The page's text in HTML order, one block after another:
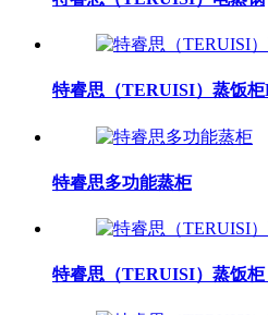
特睿思（TERUISI）蒸饭
特睿思多功能蒸柜
特睿思（TERUISI）蒸饭